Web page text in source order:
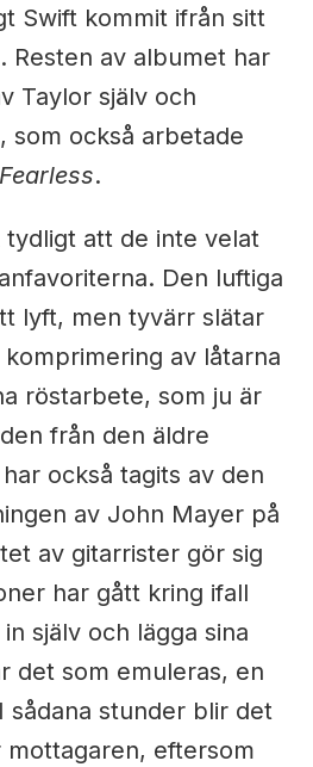
Swift kommit ifrån sitt
Resten av albumet har
Taylor själv och
som också arbetade
Fearless.
att de inte velat
Den luftiga
lyft, men tyvärr slätar
av låtarna
röstarbete, som ju är
från den äldre
också tagits av den
av John Mayer på
av gitarrister gör sig
har gått kring ifall
själv och lägga sina
det som emuleras, en
sådana stunder blir det
eftersom